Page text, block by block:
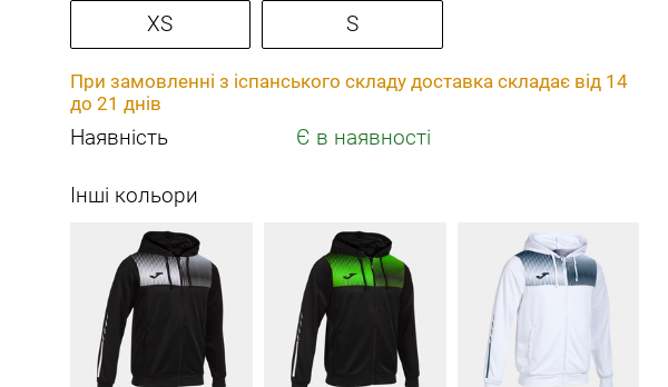
XS S
При замовленні з іспанського складу доставка складає від 14
до 21 днів
Наявність Є в наявності
Інші кольори